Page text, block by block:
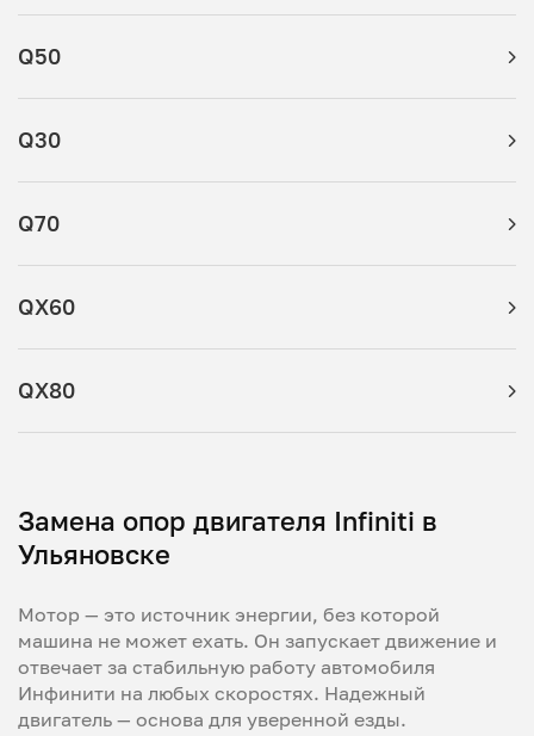
Q50
Q30
Q70
QX60
QX80
Замена опор двигателя Infiniti в
Ульяновске
Мотор — это источник энергии, без которой
машина не может ехать. Он запускает движение и
отвечает за стабильную работу автомобиля
Инфинити на любых скоростях. Надежный
двигатель — основа для уверенной езды.